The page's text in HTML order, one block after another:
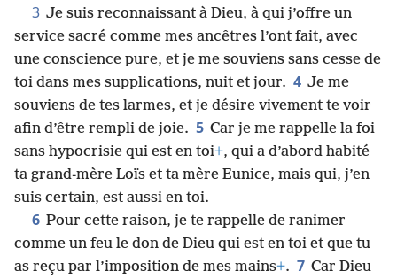
3 Je suis reconnaissant à Dieu, à qui j’offre un
service sacré comme mes ancêtres l’ont fait, avec
une conscience pure, et je me souviens sans cesse de
toi dans mes supplications, nuit et jour. 4 Je me
souviens de tes larmes, et je désire vivement te voir
afin d’être rempli de joie. 5 Car je me rappelle la foi
sans hypocrisie qui est en toi+, qui a d’abord habité
ta grand-mère Loïs et ta mère Eunice, mais qui, j’en
suis certain, est aussi en toi.
6 Pour cette raison, je te rappelle de ranimer
comme un feu le don de Dieu qui est en toi et que tu
as reçu par l’imposition de mes mains+. 7 Car Dieu